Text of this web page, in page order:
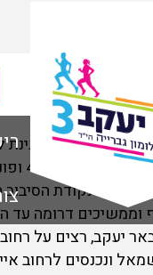
מרחוב חיים סמוך
ורצים עד נקודת
יעקב, רצים על
ונכנסים לרחוב